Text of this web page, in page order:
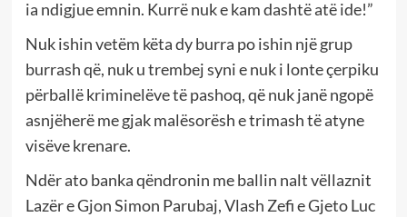
ia ndigjue emnin. Kurrë nuk e kam dashtë atë ide!”
Nuk ishin vetëm këta dy burra po ishin një grup
burrash që, nuk u trembej syni e nuk i lonte çerpiku
përballë kriminelëve të pashoq, që nuk janë ngopë
asnjëherë me gjak malësorësh e trimash të atyne
visëve krenare.
Ndër ato banka qëndronin me ballin nalt vëllaznit
Lazër e Gjon Simon Parubaj, Vlash Zefi e Gjeto Luc